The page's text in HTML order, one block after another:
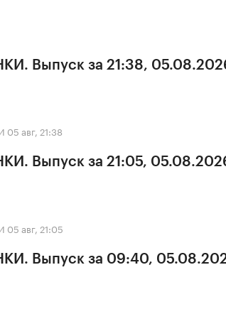
Выпуск за 21:38,
05 авг, 21:38
Выпуск за 21:05,
05 авг, 21:05
Выпуск за 09:40,